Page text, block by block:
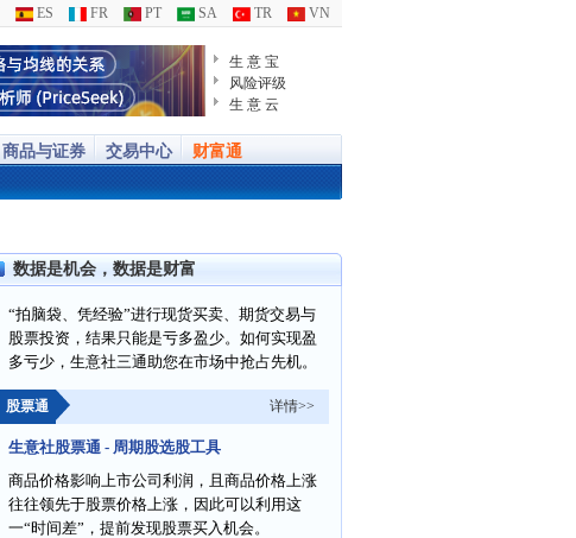
ES FR PT SA TR VN
生 意 宝
风险评级
生 意 云
商品与证券 交易中心 财富通
数据是机会，数据是财富
“拍脑袋、凭经验”进行现货买卖、期货交易与
股票投资，结果只能是亏多盈少。如何实现盈
多亏少，生意社三通助您在市场中抢占先机。
股票通 详情>>
生意社股票通 - 周期股选股工具
商品价格影响上市公司利润，且商品价格上涨
往往领先于股票价格上涨，因此可以利用这
一“时间差”，提前发现股票买入机会。